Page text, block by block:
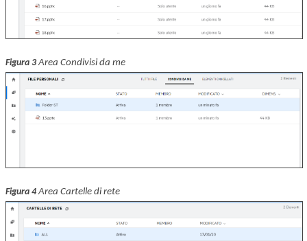
Figura 3Area Condivisi da me
Figura 4Area Cartelle di rete